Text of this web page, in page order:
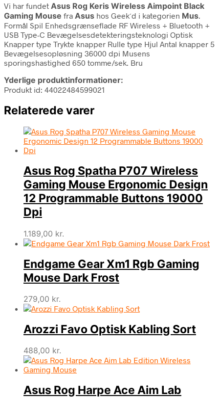
Vi har fundet Asus Rog Keris Wireless Aimpoint Black
Gaming Mouse fra Asus hos Geek´d i kategorien Mus.
Formål Spil Enhedsgrænseflade RF Wireless + Bluetooth +
USB Type-C Bevægelsesdetekteringsteknologi Optisk
Knapper type Trykte knapper Rulle type Hjul Antal knapper 5
Bevægelsesopløsning 36000 dpi Musens
sporingshastighed 650 tomme/sek. Bru
Yderlige produktinformationer:
Produkt id: 44022484599021
Relaterede varer
Asus Rog Spatha P707 Wireless
Gaming Mouse Ergonomic Design
12 Programmable Buttons 19000
Dpi
1.189,00 kr.
Endgame Gear Xm1 Rgb Gaming
Mouse Dark Frost
279,00 kr.
Arozzi Favo Optisk Kabling Sort
488,00 kr.
Asus Rog Harpe Ace Aim Lab